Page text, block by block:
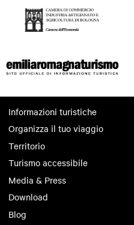
Informazioni turistiche
Organizza il tuo viaggio
Territorio
Turismo accessibile
Media & Press
Download
Blog